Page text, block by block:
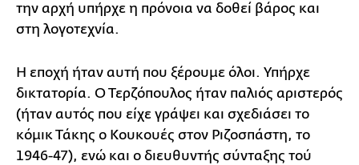
την αρχή υπήρχε η πρόνοια να δοθεί βάρος και
στη λογοτεχνία.
Η εποχή ήταν αυτή που ξέρουμε όλοι. Υπήρχε
δικτατορία. Ο Τερζόπουλος ήταν παλιός αριστερός
(ήταν αυτός που είχε γράψει και σχεδιάσει το
κόμικ Τάκης ο Κουκουές στον Ριζοσπάστη, το
1946-47), ενώ και ο διευθυντής σύνταξης τού